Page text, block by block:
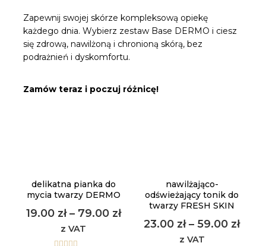
Zapewnij swojej skórze kompleksową opiekę
każdego dnia. Wybierz zestaw Base DERMO i ciesz
się zdrową, nawilżoną i chronioną skórą, bez
podrażnień i dyskomfortu.
Zamów teraz i poczuj różnicę!
delikatna pianka do
mycia twarzy DERMO
19.00 zł– 79.00 zł
z VAT
nawilżająco-
odświeżający tonik do
twarzy FRESH SKIN
23.00 zł–59.00 zł
z VAT